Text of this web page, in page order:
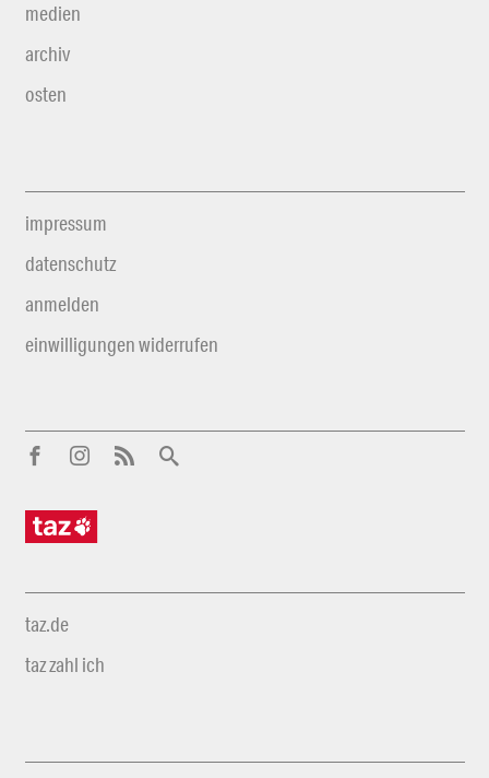
medien
archiv
osten
impressum
datenschutz
anmelden
einwilligungen widerrufen
taz.de
taz zahl ich